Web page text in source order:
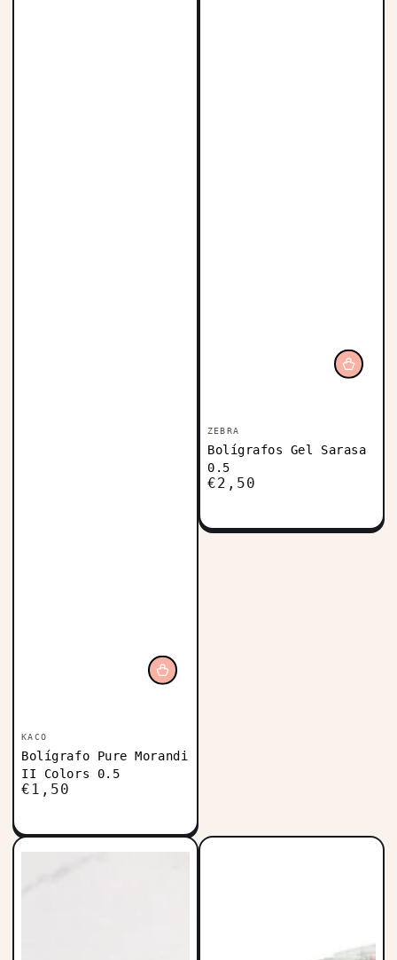
Vendedor:
KACO
Bolígrafo Pure Morandi
II Colors 0.5
Precio
€1,50
Vendedor:
ZEBRA
Bolígrafos Gel Sarasa
0.5
Precio
€2,50